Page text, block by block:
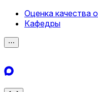
Оценка качества
Кафедры
⋯